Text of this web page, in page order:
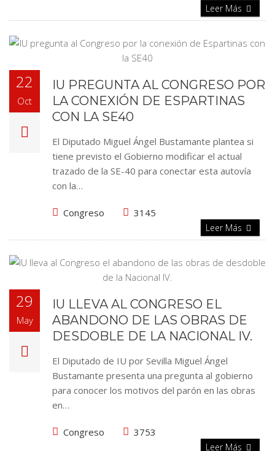
Leer Más
22
Oct
IU PREGUNTA AL CONGRESO POR
LA CONEXIÓN DE ESPARTINAS
CON LA SE40
El Diputado Miguel Ángel Bustamante plantea si
tiene previsto el Gobierno modificar el actual
trazado de la SE-40 para conectar esta autovía
con la…
Congreso 3145
Leer Más
29
May
IU LLEVA AL CONGRESO EL
ABANDONO DE LAS OBRAS DE
DESDOBLE DE LA NACIONAL IV.
El Diputado de IU por Sevilla Miguel Ángel
Bustamante presenta una pregunta al gobierno
para conocer los motivos del parón en las obras
en…
Congreso 3753
Leer Más